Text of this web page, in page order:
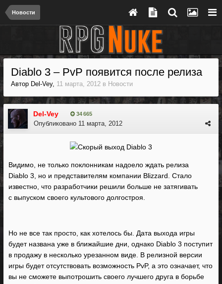
Новости
Diablo 3 – PvP появится после релиза
Автор Del-Vey, 11 марта, 2012 в Новости
Del-Vey 34 665
Опубликовано 11 марта, 2012
Видимо, не только поклонникам надоело ждать релиза
Diablo 3, но и представителям компании Blizzard. Стало
известно, что разработчики решили больше не затягивать
с выпуском своего культового долгостроя.
Но не все так просто, как хотелось бы. Дата выхода игры
будет названа уже в ближайшие дни, однако Diablo 3 поступит
в продажу в несколько урезанном виде. В релизной версии
игры будет отсутствовать возможность PvP, а это означает, что
вы не сможете выпотрошить своего лучшего друга в борьбе